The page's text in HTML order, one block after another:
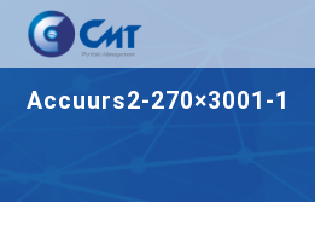
Accuurs2-270×3001-1